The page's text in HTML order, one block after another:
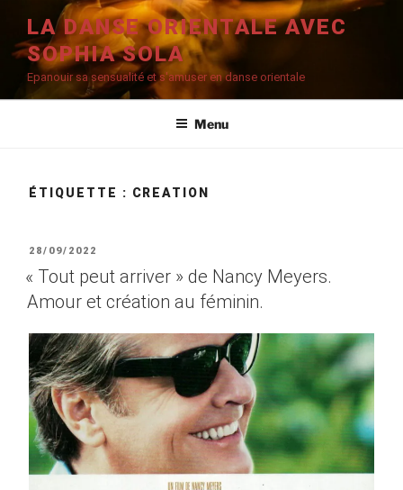
contenu
principal
LA DANSE ORIENTALE AVEC
SOPHIA SOLA
Epanouir sa sensualité et s'amuser en danse orientale
Menu
ÉTIQUETTE : CREATION
PUBLIÉ
LE
28/09/2022
« Tout peut arriver » de Nancy Meyers.
Amour et création au féminin.